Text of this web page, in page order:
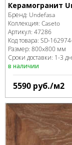
Керамогранит
Бренд: Undefasa
Коллекция: Caseto
Артикул: 47286
Код товара: SD-162974
Размер: 800x800 мм
Сроки доставки: 1-3
в наличии
5590 руб./м2